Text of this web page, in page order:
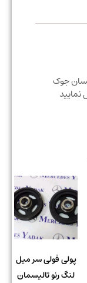
فولی سر میل
رنو تالیسمان